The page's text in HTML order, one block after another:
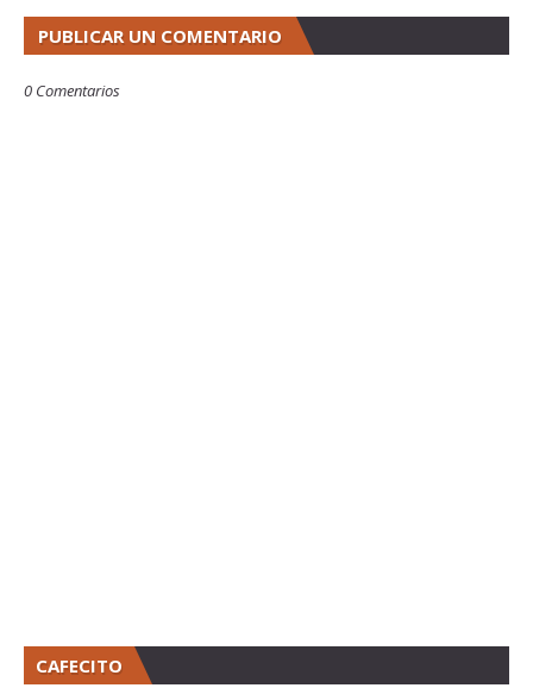
PUBLICAR UN COMENTARIO
0 Comentarios
CAFECITO